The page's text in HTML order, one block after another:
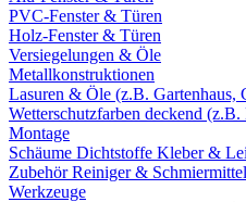
PVC-Fenster & Türen
Holz-Fenster & Türen
Versiegelungen & Öle
Metallkonstruktionen
Lasuren & Öle (z.B. Gartenhaus,
Wetterschutzfarben deckend
Montage
Schäume Dichtstoffe Kleber &
ZubehörReiniger & Schmiermittel
Werkzeuge